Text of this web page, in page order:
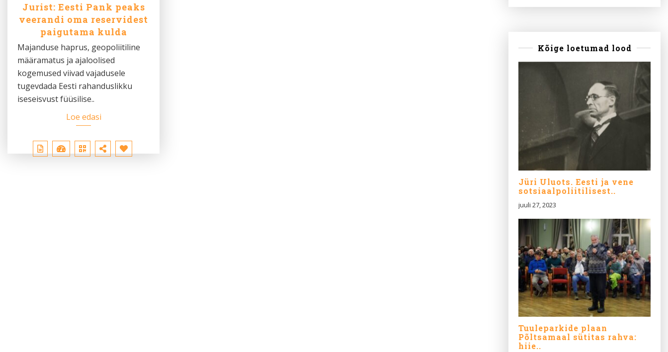
Jurist: Eesti Pank peaks
veerandi oma reservidest
paigutama kulda
Majanduse haprus, geopoliitiline
määramatus ja ajaloolised
kogemused viivad vajadusele
tugevdada Eesti rahanduslikku
iseseisvust füüsilise..
Loe edasi
Kõige loetumad lood
Jüri Uluots. Eesti ja vene
sotsiaalpoliitilisest..
juuli 27, 2023
Tuuleparkide plaan
Põltsamaal sütitas rahva:
hiie..